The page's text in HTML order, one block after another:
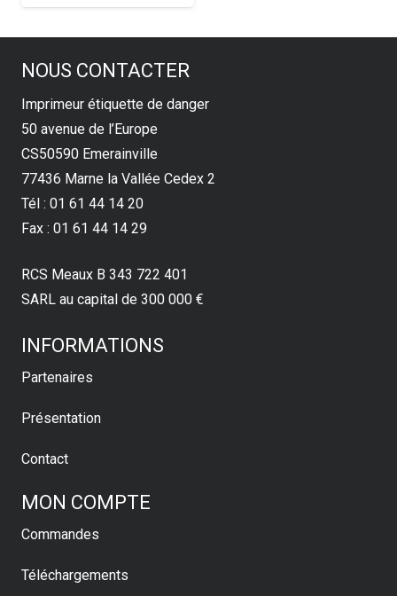
NOUS CONTACTER
Imprimeur étiquette de danger
50 avenue de l’Europe
CS50590 Emerainville
77436 Marne la Vallée Cedex 2
Tél : 01 61 44 14 20
Fax : 01 61 44 14 29
RCS Meaux B 343 722 401
SARL au capital de 300 000 €
INFORMATIONS
Partenaires
Présentation
Contact
MON COMPTE
Commandes
Téléchargements